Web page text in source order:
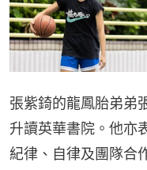
張紫錡的龍鳳胎弟弟
升讀英華書院。他亦
紀律、自律及團隊合